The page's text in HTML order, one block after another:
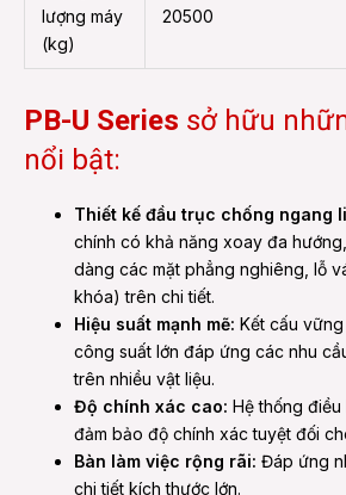
lượng máy
(kg)
20500
PB-U Series sở hữu
nổi bật:
Thiết kế đầu trục chống ngang
chính có khả năng xoay đa
dàng các mặt phẳng nghiêng, lỗ
khóa) trên chi tiết.
Hiệu suất mạnh mẽ: Kết cấu
công suất lớn đáp ứng các nhu
trên nhiều vật liệu.
Độ chính xác cao: Hệ thống điều
đảm bảo độ chính xác tuyệt đối
Bàn làm việc rộng rãi: Đáp ứng
chi tiết kích thước lớn.